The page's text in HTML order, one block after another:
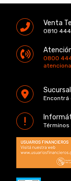
Venta
0810 444
0800
Encontrá